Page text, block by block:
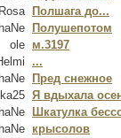
Rosa Полшага до...
Полушепотом
ole м.3197
...
Пред снежное
Я вдыхала
Шкатулка
крысолов